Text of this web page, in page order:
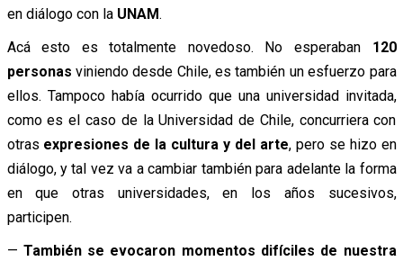
en diálogo con la UNAM.
Acá esto es totalmente novedoso. No esperaban 120
personas viniendo desde Chile, es también un esfuerzo para
ellos. Tampoco había ocurrido que una universidad invitada,
como es el caso de la Universidad de Chile, concurriera con
otras expresiones de la cultura y del arte, pero se hizo en
diálogo, y tal vez va a cambiar también para adelante la forma
en que otras universidades, en los años sucesivos,
participen.
— También se evocaron momentos difíciles de nuestra